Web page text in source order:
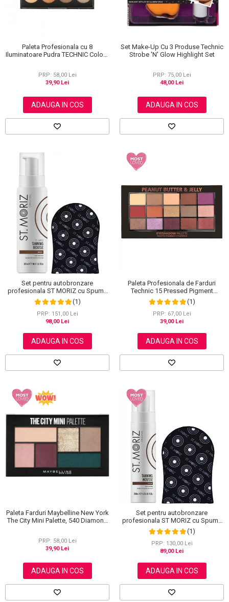
Paleta Profesionala cu 8
Iluminatoare Pudra TECHNIC Colour
PRP: 58,00 Lei
39,90 Lei
ADAUGA IN COS
Set Make-Up Cu 3 Produse Technic
Strobe 'N' Glow Highlight Set
PRP: 75,00 Lei
48,00 Lei
ADAUGA IN COS
Set pentru autobronzare
profesionala ST MORIZ cu Spuma
Dark XL si Manusa
(1)
PRP: 151,00 Lei
98,00 Lei
ADAUGA IN COS
Paleta Profesionala de Farduri
Technic 15 Pressed Pigment
Palette, Peanut Butter & Jelly, 15
Culori, 30 g
(1)
PRP: 67,00 Lei
39,00 Lei
ADAUGA IN COS
Paleta Farduri Maybelline New York
The City Mini Palette, 540 Diamond
PRP: 58,00 Lei
39,90 Lei
ADAUGA IN COS
Set pentru autobronzare
profesionala ST MORIZ cu Spuma
Dark Fast Drying si Manusa Velvet
Tanning Mitt
(1)
PRP: 130,00 Lei
89,00 Lei
ADAUGA IN COS